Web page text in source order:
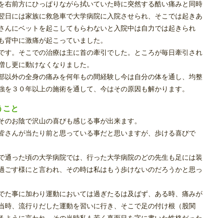
右前方にひっぱりながら拭いていた時に突然する酷い痛みと同時
日には家族に救急車で大学病院に入院させられ、そこでは起きあ
んにベットを起こしてもらわないと入院中は自力では起きられ
中に激痛が起こっていました。
す。そこでの治療は主に首の牽引でした。ところが毎日牽引され
更に動けなくなりました。
以外の全身の痛みを何年もの間経験し今は自分の体を通し、均整
３０年以上の施術を通して、今はその原因も解かります。
こと
お陰で沢山の喜びも感じる事が出来ます。
さんが当たり前と思っている事だと思いますが、歩ける喜びで
通った頃の大学病院では、行った大学病院のどの先生も足には装
ごす様にと言われ、その時は私はもう歩けないのだろうかと思っ
た事に加わり運動においては過ぎたるは及ばず、ある時、痛みが
時、流行りだした運動を習いに行き、そこで足の付け根（股関